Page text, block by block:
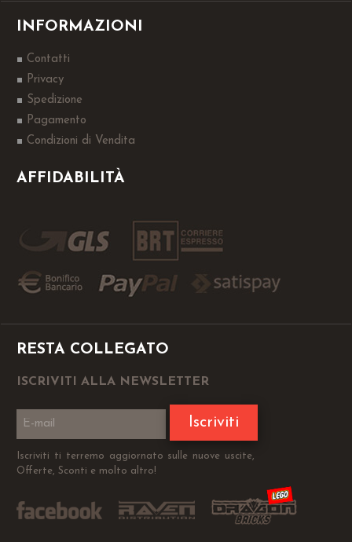
INFORMAZIONI
Contatti
Privacy
Spedizione
Pagamento
Condizioni di Vendita
AFFIDABILITÀ
RESTA COLLEGATO
ISCRIVITI ALLA NEWSLETTER
Iscriviti
Iscriviti ti terremo aggiornato sulle nuove uscite,
Offerte, Sconti e molto altro!